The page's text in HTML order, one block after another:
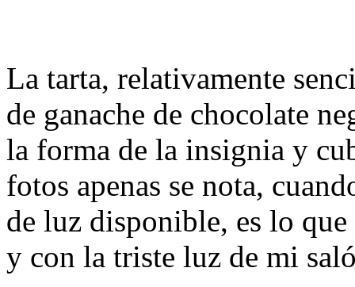
La tarta, relativamente
de ganache de chocolate
la forma de la insignia y
fotos apenas se nota,
de luz disponible, es lo que
y con la triste luz de mi